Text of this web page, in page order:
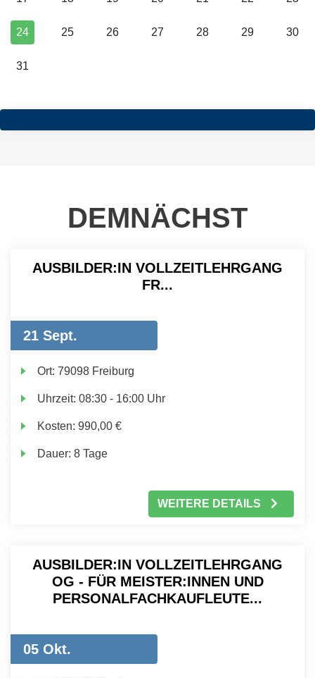
24 25 26 27 28 29 30
31
DEMNÄCHST
AUSBILDER:IN VOLLZEITLEHRGANG
FR...
21 Sept.
Ort:79098 Freiburg
Uhrzeit:08:30 - 16:00 Uhr
Kosten:990,00 €
Dauer:8 Tage
WEITERE DETAILS
AUSBILDER:IN VOLLZEITLEHRGANG
OG - FÜR MEISTER:INNEN UND
PERSONALFACHKAUFLEUTE...
05 Okt.